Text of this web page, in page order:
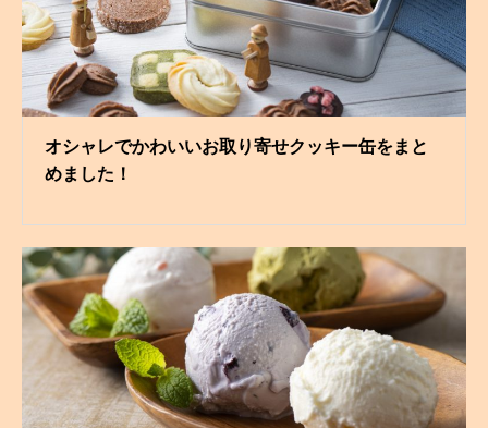
オシャレでかわいいお取り寄せクッキー缶をまと
めました！